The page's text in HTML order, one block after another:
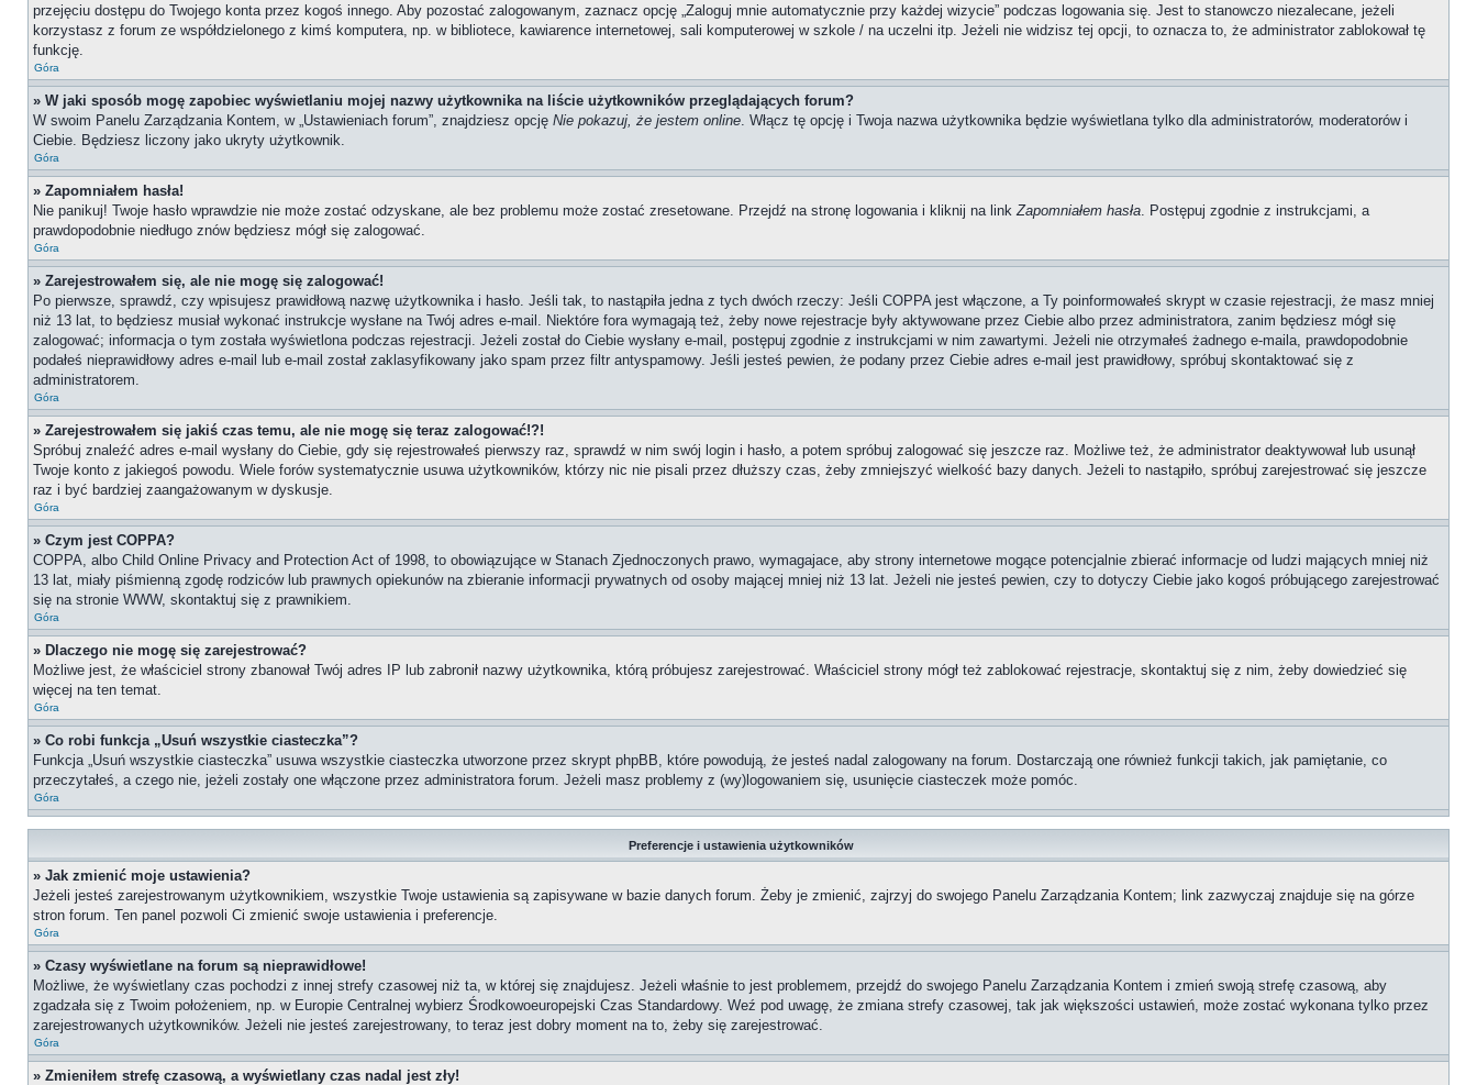
przejęciu dostępu do Twojego konta przez kogoś innego. Aby pozostać zalogowanym, zaznacz opcję „Zaloguj mnie automatycznie przy każdej wizycie” podczas logowania się. Jest to stanowczo niezalecane, jeżeli
korzystasz z forum ze współdzielonego z kimś komputera, np. w bibliotece, kawiarence internetowej, sali komputerowej w szkole / na uczelni itp. Jeżeli nie widzisz tej opcji, to oznacza to, że administrator zablokował tę
funkcję.
Góra
» W jaki sposób mogę zapobiec wyświetlaniu mojej nazwy użytkownika na liście użytkowników przeglądających forum?
W swoim Panelu Zarządzania Kontem, w „Ustawieniach forum”, znajdziesz opcję Nie pokazuj, że jestem online. Włącz tę opcję i Twoja nazwa użytkownika będzie wyświetlana tylko dla administratorów, moderatorów i
Ciebie. Będziesz liczony jako ukryty użytkownik.
Góra
» Zapomniałem hasła!
Nie panikuj! Twoje hasło wprawdzie nie może zostać odzyskane, ale bez problemu może zostać zresetowane. Przejdź na stronę logowania i kliknij na linkZapomniałem hasła. Postępuj zgodnie z instrukcjami, a
prawdopodobnie niedługo znów będziesz mógł się zalogować.
Góra
» Zarejestrowałem się, ale nie mogę się zalogować!
Po pierwsze, sprawdź, czy wpisujesz prawidłową nazwę użytkownika i hasło. Jeśli tak, to nastąpiła jedna z tych dwóch rzeczy: Jeśli COPPA jest włączone, a Ty poinformowałeś skrypt w czasie rejestracji, że masz mniej
niż 13 lat, to będziesz musiał wykonać instrukcje wysłane na Twój adres e-mail. Niektóre fora wymagają też, żeby nowe rejestracje były aktywowane przez Ciebie albo przez administratora, zanim będziesz mógł się
zalogować; informacja o tym została wyświetlona podczas rejestracji. Jeżeli został do Ciebie wysłany e-mail, postępuj zgodnie z instrukcjami w nim zawartymi. Jeżeli nie otrzymałeś żadnego e-maila, prawdopodobnie
podałeś nieprawidłowy adres e-mail lub e-mail został zaklasyfikowany jako spam przez filtr antyspamowy. Jeśli jesteś pewien, że podany przez Ciebie adres e-mail jest prawidłowy, spróbuj skontaktować się z
administratorem.
Góra
» Zarejestrowałem się jakiś czas temu, ale nie mogę się teraz zalogować!?!
Spróbuj znaleźć adres e-mail wysłany do Ciebie, gdy się rejestrowałeś pierwszy raz, sprawdź w nim swój login i hasło, a potem spróbuj zalogować się jeszcze raz. Możliwe też, że administrator deaktywował lub usunął
Twoje konto z jakiegoś powodu. Wiele forów systematycznie usuwa użytkowników, którzy nic nie pisali przez dłuższy czas, żeby zmniejszyć wielkość bazy danych. Jeżeli to nastąpiło, spróbuj zarejestrować się jeszcze
raz i być bardziej zaangażowanym w dyskusje.
Góra
» Czym jest COPPA?
COPPA, albo Child Online Privacy and Protection Act of 1998, to obowiązujące w Stanach Zjednoczonych prawo, wymagajace, aby strony internetowe mogące potencjalnie zbierać informacje od ludzi mających mniej niż
13 lat, miały piśmienną zgodę rodziców lub prawnych opiekunów na zbieranie informacji prywatnych od osoby mającej mniej niż 13 lat. Jeżeli nie jesteś pewien, czy to dotyczy Ciebie jako kogoś próbującego zarejestrować
się na stronie WWW, skontaktuj się z prawnikiem.
Góra
» Dlaczego nie mogę się zarejestrować?
Możliwe jest, że właściciel strony zbanował Twój adres IP lub zabronił nazwy użytkownika, którą próbujesz zarejestrować. Właściciel strony mógł też zablokować rejestracje, skontaktuj się z nim, żeby dowiedzieć się
więcej na ten temat.
Góra
» Co robi funkcja „Usuń wszystkie ciasteczka”?
Funkcja „Usuń wszystkie ciasteczka” usuwa wszystkie ciasteczka utworzone przez skrypt phpBB, które powodują, że jesteś nadal zalogowany na forum. Dostarczają one również funkcji takich, jak pamiętanie, co
przeczytałeś, a czego nie, jeżeli zostały one włączone przez administratora forum. Jeżeli masz problemy z (wy)logowaniem się, usunięcie ciasteczek może pomóc.
Góra
Preferencje i ustawienia użytkowników
» Jak zmienić moje ustawienia?
Jeżeli jesteś zarejestrowanym użytkownikiem, wszystkie Twoje ustawienia są zapisywane w bazie danych forum. Żeby je zmienić, zajrzyj do swojego Panelu Zarządzania Kontem; link zazwyczaj znajduje się na górze
stron forum. Ten panel pozwoli Ci zmienić swoje ustawienia i preferencje.
Góra
» Czasy wyświetlane na forum są nieprawidłowe!
Możliwe, że wyświetlany czas pochodzi z innej strefy czasowej niż ta, w której się znajdujesz. Jeżeli właśnie to jest problemem, przejdź do swojego Panelu Zarządzania Kontem i zmień swoją strefę czasową, aby
zgadzała się z Twoim położeniem, np. w Europie Centralnej wybierz Środkowoeuropejski Czas Standardowy. Weź pod uwagę, że zmiana strefy czasowej, tak jak większości ustawień, może zostać wykonana tylko przez
zarejestrowanych użytkowników. Jeżeli nie jesteś zarejestrowany, to teraz jest dobry moment na to, żeby się zarejestrować.
Góra
» Zmieniłem strefę czasową, a wyświetlany czas nadal jest zły!